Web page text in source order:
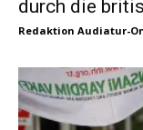
durch die
Redaktion Audiatur-